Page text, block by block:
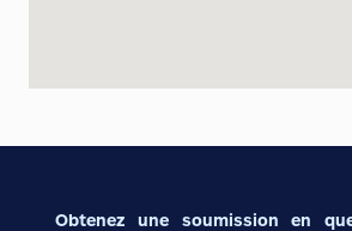
Obtenez une soumission en